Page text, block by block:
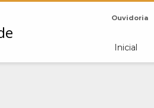
Ouvidoria
Inicial